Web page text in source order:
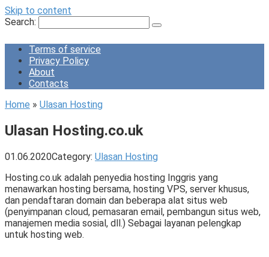
Skip to content
Search:
Terms of service
Privacy Policy
About
Contacts
Home » Ulasan Hosting
Ulasan Hosting.co.uk
01.06.2020Category: Ulasan Hosting
Hosting.co.uk adalah penyedia hosting Inggris yang
menawarkan hosting bersama, hosting VPS, server khusus,
dan pendaftaran domain dan beberapa alat situs web
(penyimpanan cloud, pemasaran email, pembangun situs web,
manajemen media sosial, dll.) Sebagai layanan pelengkap
untuk hosting web.